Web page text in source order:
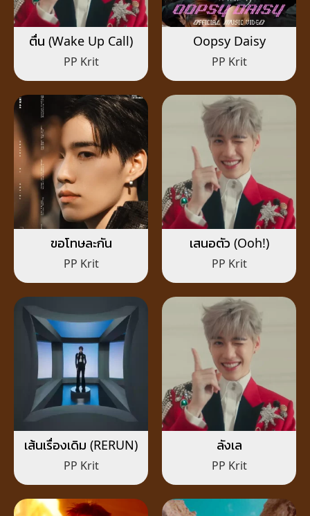
ตื่น (Wake Up Call)
PP Krit
Oopsy Daisy
PP Krit
ขอโทษละกัน
PP Krit
เสนอตัว (Ooh!)
PP Krit
เส้นเรื่องเดิม (RERUN)
PP Krit
ลังเล
PP Krit